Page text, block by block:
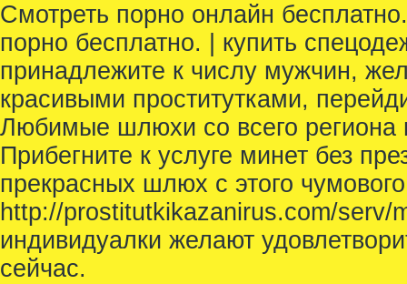
Смотреть порно онлайн
порно бесплатно. | купить
принадлежите к числу мужчин,
красивыми проститутками,
Любимые шлюхи со всего региона
Прибегните к услуге минет без
прекрасных шлюх с этого
http://prostitutkikazanirus.com/serv/
индивидуалки желают
сейчас.